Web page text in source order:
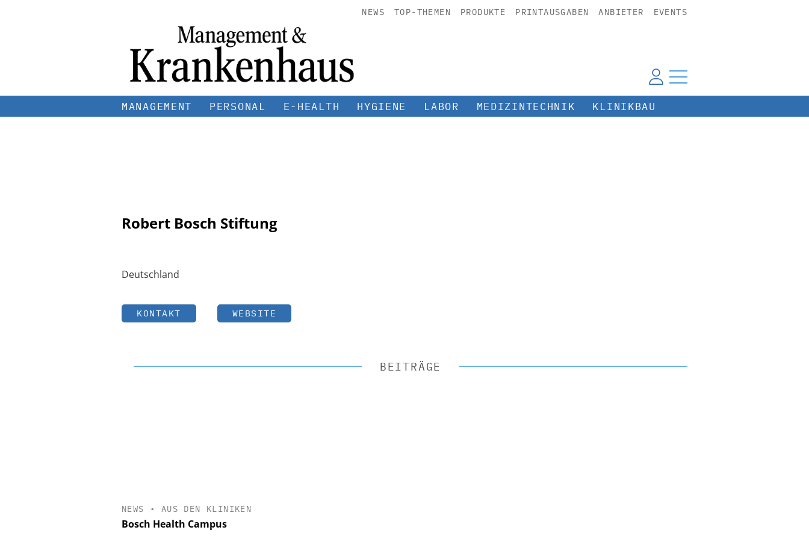
NEWS TOP-THEMEN PRODUKTE PRINTAUSGABEN ANBIETER EVENTS
MANAGEMENT PERSONAL E-HEALTH HYGIENE LABOR MEDIZINTECHNIK KLINIKBAU
Robert Bosch Stiftung
Deutschland
KONTAKT WEBSITE
BEITRÄGE
NEWS • AUS DEN KLINIKEN
Bosch Health Campus